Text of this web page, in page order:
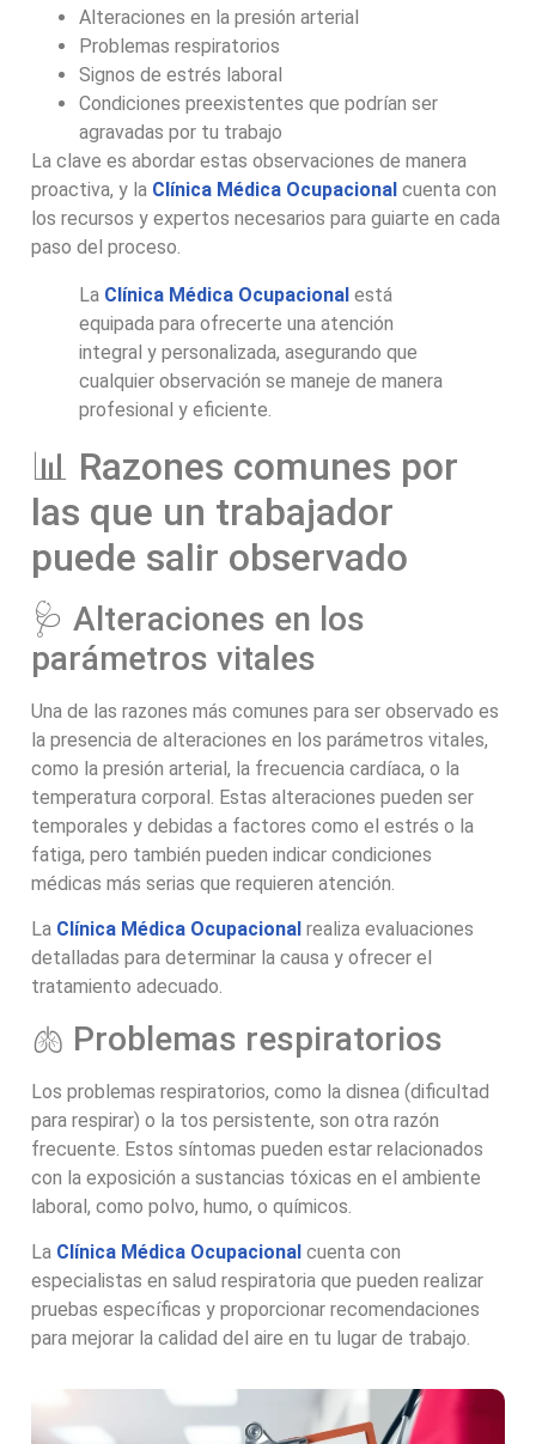
Alteraciones en la presión arterial
Problemas respiratorios
Signos de estrés laboral
Condiciones preexistentes que podrían ser
agravadas por tu trabajo
La clave es abordar estas observaciones de manera
proactiva, y la Clínica Médica Ocupacional cuenta con
los recursos y expertos necesarios para guiarte en cada
paso del proceso.
La Clínica Médica Ocupacional está
equipada para ofrecerte una atención
integral y personalizada, asegurando que
cualquier observación se maneje de manera
profesional y eficiente.
📊 Razones comunes por
las que un trabajador
puede salir observado
🩺 Alteraciones en los
parámetros vitales
Una de las razones más comunes para ser observado es
la presencia de alteraciones en los parámetros vitales,
como la presión arterial, la frecuencia cardíaca, o la
temperatura corporal. Estas alteraciones pueden ser
temporales y debidas a factores como el estrés o la
fatiga, pero también pueden indicar condiciones
médicas más serias que requieren atención.
La Clínica Médica Ocupacional realiza evaluaciones
detalladas para determinar la causa y ofrecer el
tratamiento adecuado.
🫁 Problemas respiratorios
Los problemas respiratorios, como la disnea (dificultad
para respirar) o la tos persistente, son otra razón
frecuente. Estos síntomas pueden estar relacionados
con la exposición a sustancias tóxicas en el ambiente
laboral, como polvo, humo, o químicos.
La Clínica Médica Ocupacional cuenta con
especialistas en salud respiratoria que pueden realizar
pruebas específicas y proporcionar recomendaciones
para mejorar la calidad del aire en tu lugar de trabajo.